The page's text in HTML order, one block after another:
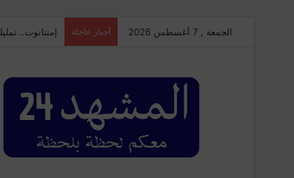
الجمعة , 7 أغسطس 2026 أخبار عاجلة إمنتانوت…تمليلت تحتضن